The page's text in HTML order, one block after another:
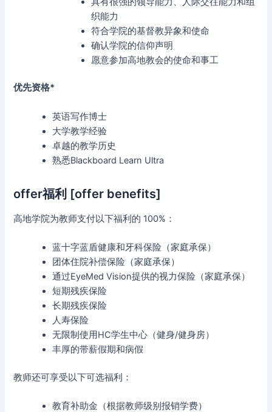
织能力
符合学院的基督教异象和使命
确认学院的信仰声明
愿意参加高地教会的使命和事工
优先资格*
英语写作博士
大学教学经验
卓越的教学历史
熟悉Blackboard Learn Ultra
offer福利 [offer benefits]
高地学院为教师支付以下福利的 100%：
蓝十字蓝盾健康和牙科保险（家庭承保）
团体住院补偿保险（家庭承保）
通过EyeMed Vision提供的视力保险（家庭承保）
短期残疾保险
长期残疾保险
人寿保险
无限制使用HC学生中心（健身/健身房）
丰厚的带薪假期和病假
教师还可享受以下可选福利：
教育补助金（根据教师级别报销学费）